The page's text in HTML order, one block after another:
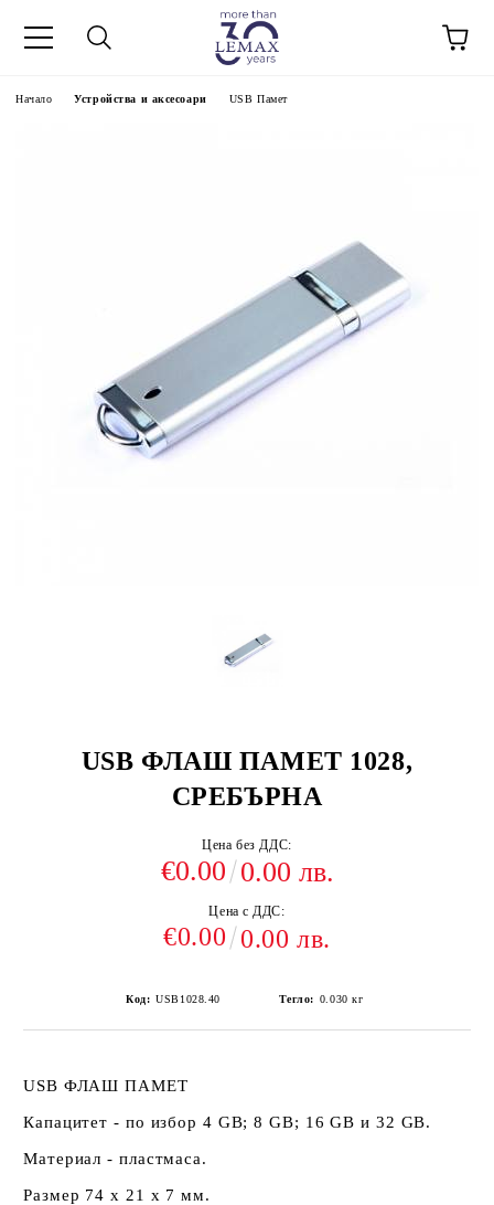
Начало Устройства и аксесоари USB Памет
USB ФЛАШ ПАМЕТ 1028,
СРЕБЪРНА
Цена без ДДС:
€0.00 0.00 лв.
Цена с ДДС:
€0.00 0.00 лв.
Код: USB1028.40 Тегло: 0.030 кг
USB ФЛАШ ПАМЕТ
Капацитет - по избор 4 GB; 8 GB; 16 GB и 32 GB.
Материал - пластмаса.
Размер 74 х 21 х 7 мм.